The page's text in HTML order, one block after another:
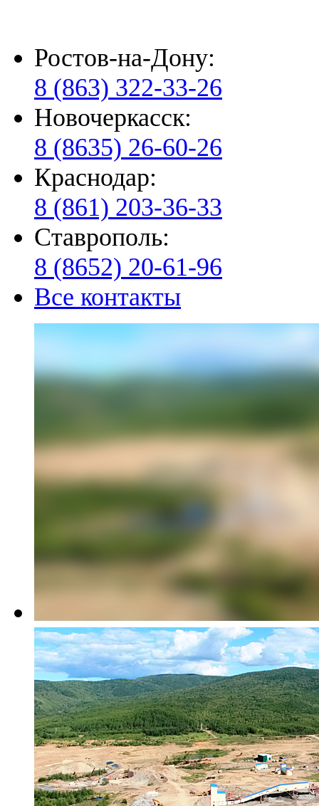
Ростов-на-Дону:
8 (863) 322-33-26
Новочеркасск:
8 (8635) 26-60-26
Краснодар:
8 (861) 203-36-33
Ставрополь:
8 (8652) 20-61-96
Все контакты